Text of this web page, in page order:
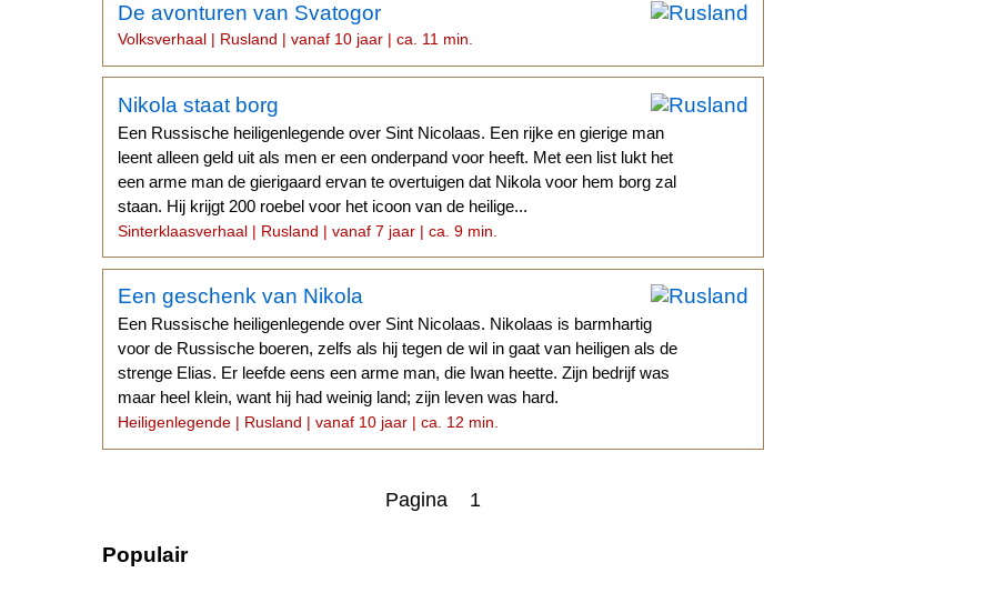
De avonturen van Svatogor
Volksverhaal | Rusland | vanaf 10 jaar | ca. 11 min.
Nikola staat borg
Een Russische heiligenlegende over Sint Nicolaas. Een rijke en gierige man
leent alleen geld uit als men er een onderpand voor heeft. Met een list lukt het
een arme man de gierigaard ervan te overtuigen dat Nikola voor hem borg zal
staan. Hij krijgt 200 roebel voor het icoon van de heilige...
Sinterklaasverhaal | Rusland | vanaf 7 jaar | ca. 9 min.
Een geschenk van Nikola
Een Russische heiligenlegende over Sint Nicolaas. Nikolaas is barmhartig
voor de Russische boeren, zelfs als hij tegen de wil in gaat van heiligen als de
strenge Elias. Er leefde eens een arme man, die Iwan heette. Zijn bedrijf was
maar heel klein, want hij had weinig land; zijn leven was hard.
Heiligenlegende | Rusland | vanaf 10 jaar | ca. 12 min.
Pagina 1
Populair